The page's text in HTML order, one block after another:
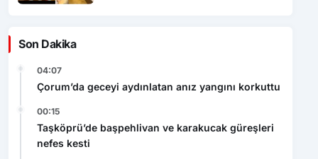
Son Dakika
04:07
Çorum’da geceyi aydınlatan anız yangını korkuttu
00:15
Taşköprü’de başpehlivan ve karakucak güreşleri
nefes kesti